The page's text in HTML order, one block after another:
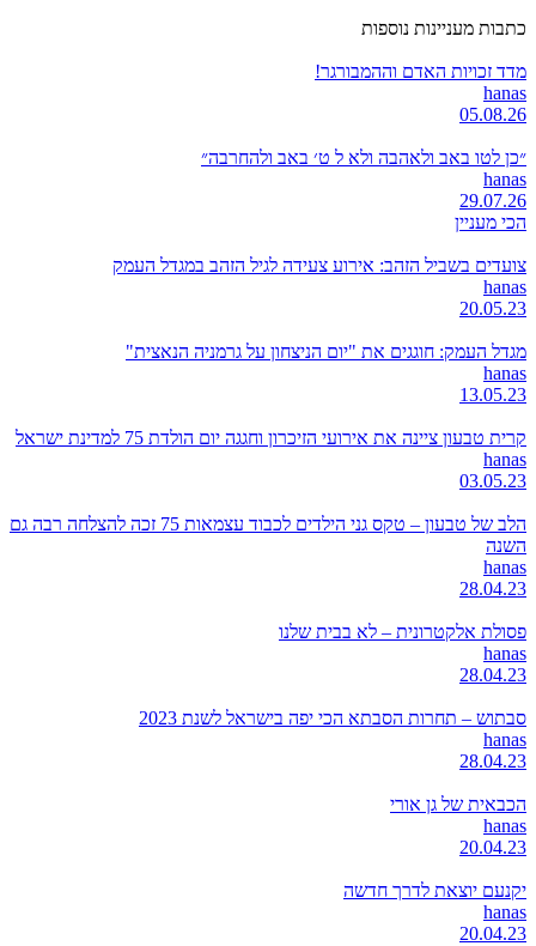
כתבות מעניינות נוספות
מדד זכויות האדם וההמבורגר!
hanas
05.08.26
״כן לטו באב ולאהבה ולא ל ט׳ באב ולהחרבה״
hanas
29.07.26
הכי מעניין
צועדים בשביל הזהב: אירוע צעידה לגיל הזהב במגדל העמק
hanas
20.05.23
מגדל העמק: חוגגים את "יום הניצחון על גרמניה הנאצית"
hanas
13.05.23
קרית טבעון ציינה את אירועי הזיכרון וחגגה יום הולדת 75 למדינת ישראל
hanas
03.05.23
הלב של טבעון – טקס גני הילדים לכבוד עצמאות 75 זכה להצלחה רבה גם
השנה
hanas
28.04.23
פסולת אלקטרונית – לא בבית שלנו
hanas
28.04.23
סבתוש – תחרות הסבתא הכי יפה בישראל לשנת 2023
hanas
28.04.23
הכבאית של גן אורי
hanas
20.04.23
יקנעם יוצאת לדרך חדשה
hanas
20.04.23